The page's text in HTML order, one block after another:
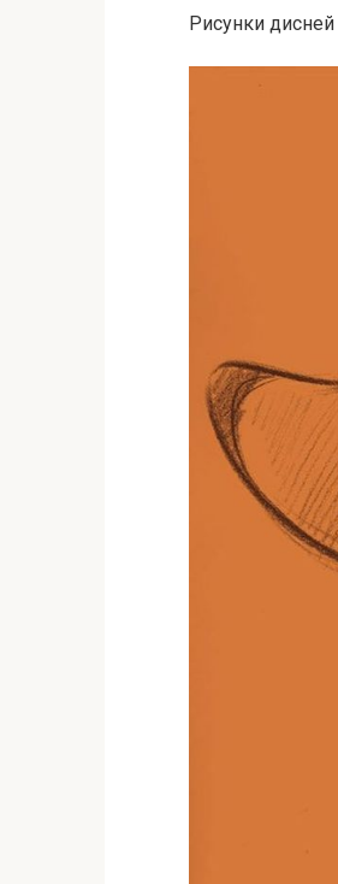
Рисунки